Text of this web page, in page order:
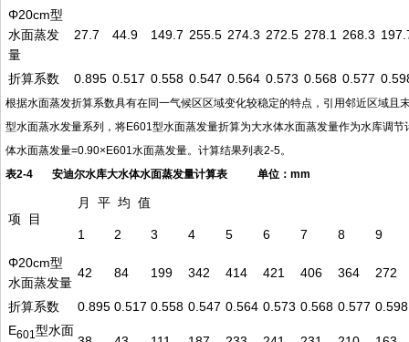
Φ20cm型
水面蒸发
量
27.7 44.9 149.7 255.5 274.3 272.5 278.1 268.3
折算系数 0.895 0.517 0.558 0.547 0.564 0.573 0.568 0.577
根据水面蒸发折算系数具有在同一气候区区域变化较稳定的特点，引用邻近区域
型水面蒸水发量系列，将E601型水面蒸发量折算为大水体水面蒸发量作为水库调
体水面蒸发量=0.90×E601水面蒸发量。计算结果列表2-5。
表2-4 安迪尔水库大水体水面蒸发量计算表
单位：mm
项 目
月 平 均 值
1 2 3 4 5 6 7 8
9
Φ20cm型
水面蒸发量
42 84 199 342 414 421 406 364 272
折算系数 0.895 0.517 0.558 0.547 0.564 0.573 0.568 0.577 0.598
E601 型水面